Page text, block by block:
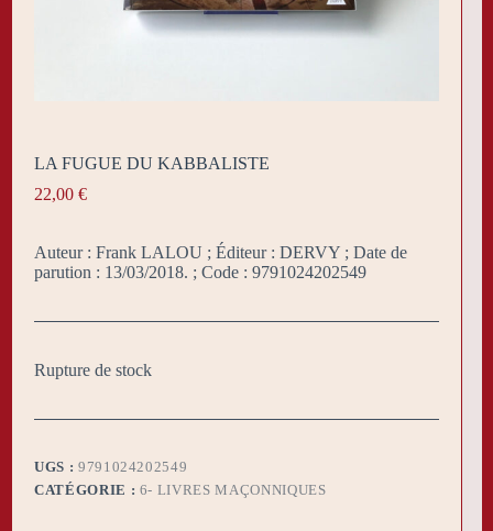
LA FUGUE DU KABBALISTE
22,00 €
Auteur : Frank LALOU ; Éditeur : DERVY ; Date de
parution : 13/03/2018. ; Code : 9791024202549
Rupture de stock
UGS : 9791024202549
CATÉGORIE : 6- LIVRES MAÇONNIQUES